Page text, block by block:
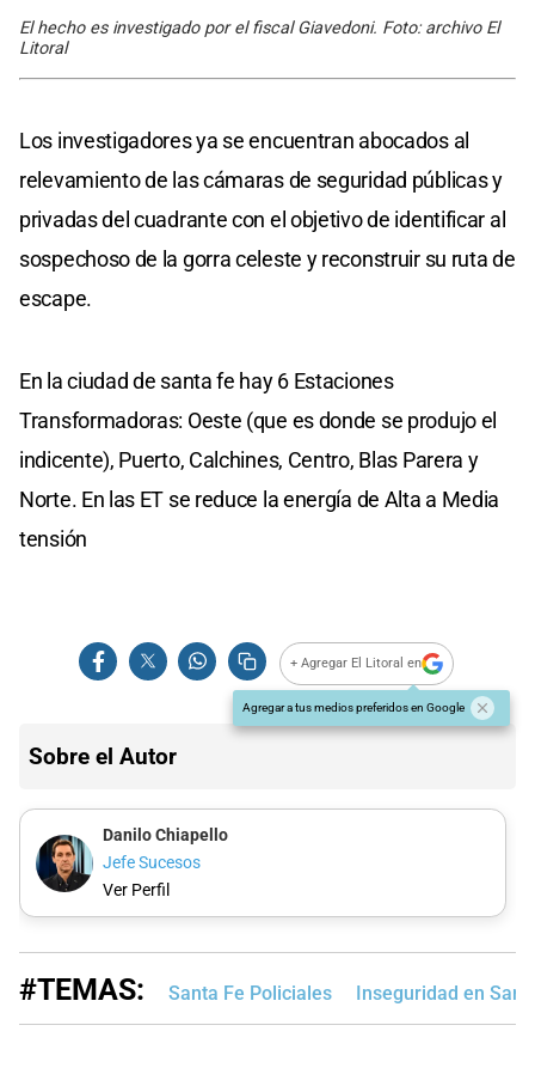
El hecho es investigado por el fiscal Giavedoni. Foto: archivo El
Litoral
Los investigadores ya se encuentran abocados al
relevamiento de las cámaras de seguridad públicas y
privadas del cuadrante con el objetivo de identificar al
sospechoso de la gorra celeste y reconstruir su ruta de
escape.
En la ciudad de santa fe hay 6 Estaciones
Transformadoras: Oeste (que es donde se produjo el
indicente), Puerto, Calchines, Centro, Blas Parera y
Norte. En las ET se reduce la energía de Alta a Media
tensión
+ Agregar El Litoral en
Agregar a tus medios preferidos en Google
Sobre el Autor
Danilo Chiapello
Jefe Sucesos
Ver Perfil
#TEMAS: Santa Fe Policiales Inseguridad en